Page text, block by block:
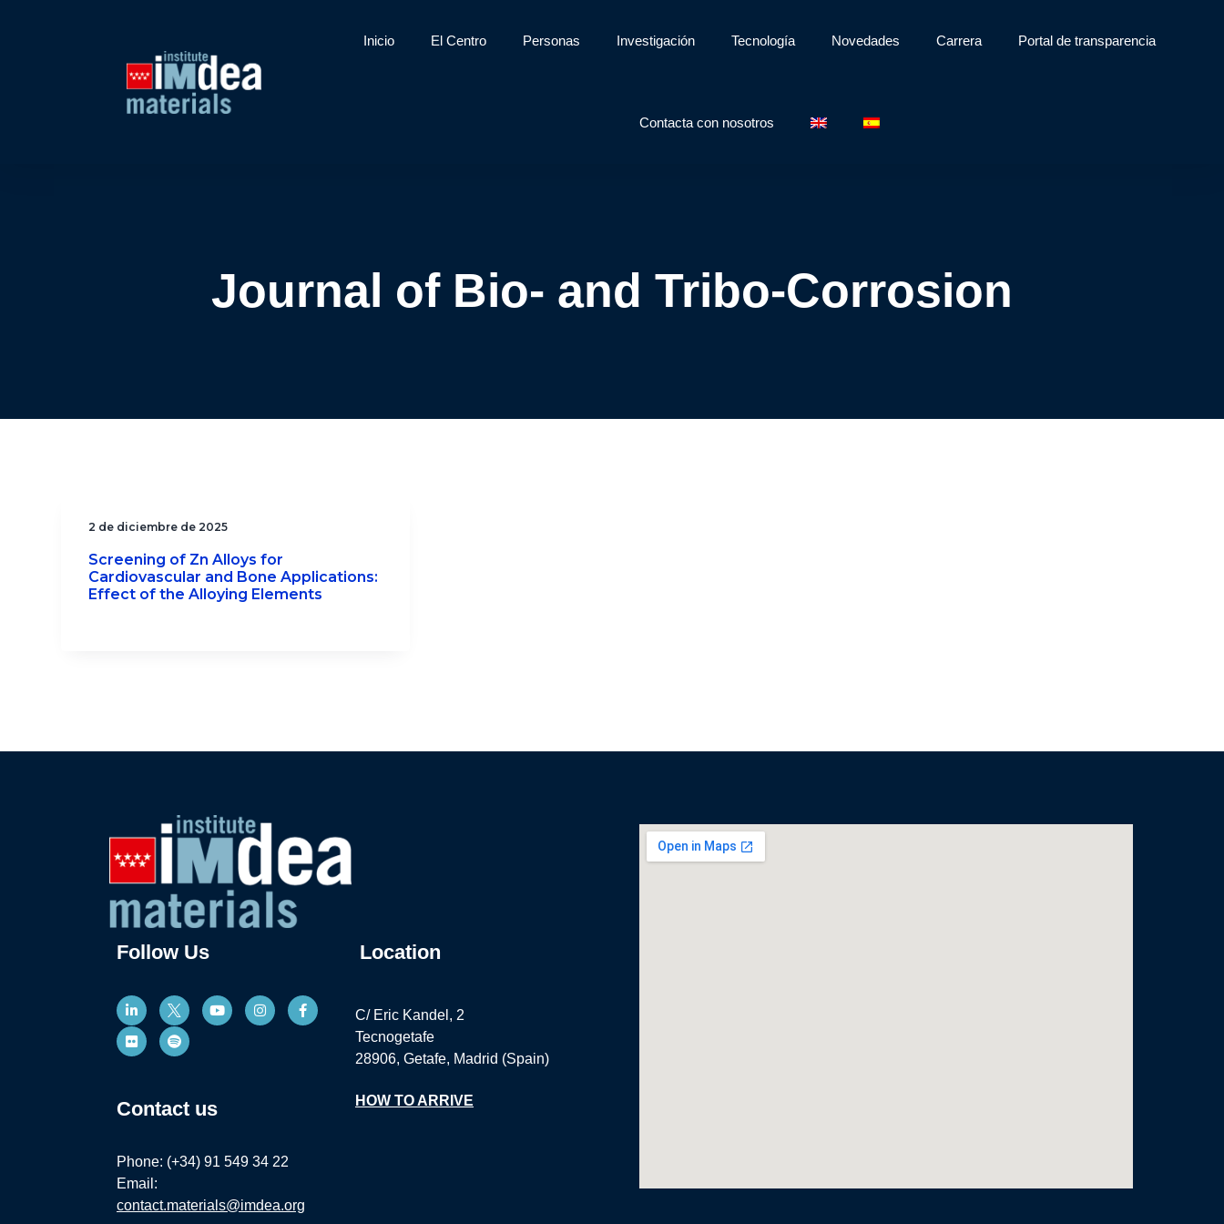
Inicio El Centro Personas Investigación Tecnología Novedades Carrera Portal de transparencia
Contacta con nosotros
Journal of Bio- and Tribo-Corrosion
2 de diciembre de 2025
Screening of Zn Alloys for
Cardiovascular and Bone Applications:
Effect of the Alloying Elements
Follow Us
Contact us
Phone: (+34) 91 549 34 22
Email:
contact.materials@imdea.org
Location
C/ Eric Kandel, 2
Tecnogetafe
28906, Getafe, Madrid (Spain)
HOW TO ARRIVE